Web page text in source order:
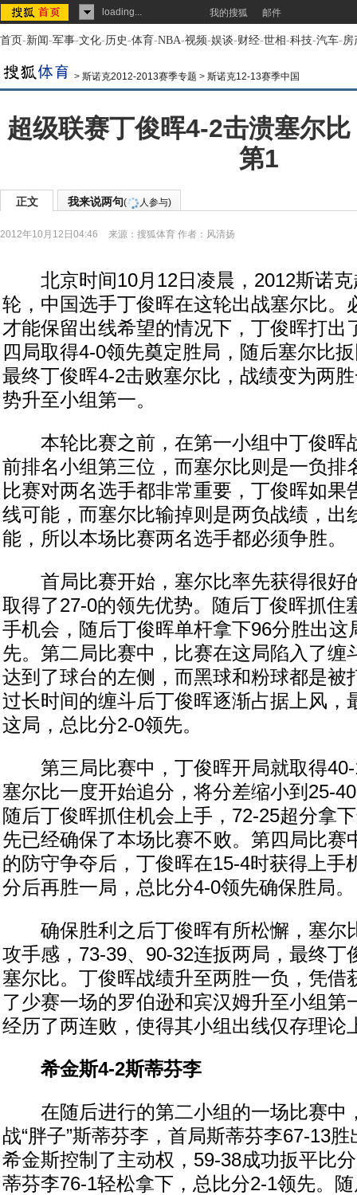
loading... 我的搜狐 邮件
首页-新闻-军事-文化-历史-体育-NBA-视频-娱谈-财经-世相-科技-汽车-房
> 斯诺克2012-2013赛季专题 > 斯诺克12-13赛季中国
超级联赛丁俊晖4-2击溃塞尔
第1
正文 我来说两句( 人参与)
2012年10月12日04:46 来源： 搜狐体育 作者：风清扬
北京时间10月12日凌晨，2012斯诺克
轮，中国选手丁俊晖在这轮出战塞尔比。
才能保留出线希望的情况下，丁俊晖打出
四局取得4-0领先奠定胜局，随后塞尔比
最终丁俊晖4-2击败塞尔比，战绩变为两
势升至小组第一。
本轮比赛之前，在第一小组中丁俊晖
前排名小组第三位，而塞尔比则是一负排
比赛对两名选手都非常重要，丁俊晖如果
线可能，而塞尔比输掉则是两负战绩，出
能，所以本场比赛两名选手都必须争胜。
首局比赛开始，塞尔比率先获得很好
取得了27-0的领先优势。随后丁俊晖抓住
手机会，随后丁俊晖单杆拿下96分胜出这
先。第二局比赛中，比赛在这局陷入了缠
达到了球台的左侧，而黑球和粉球都是被
过长时间的缠斗后丁俊晖逐渐占据上风，
这局，总比分2-0领先。
第三局比赛中，丁俊晖开局就取得40-
塞尔比一度开始追分，将分差缩小到25-
随后丁俊晖抓住机会上手，72-25超分拿
先已经确保了本场比赛不败。第四局比赛
的防守争夺后，丁俊晖在15-4时获得上手
分后再胜一局，总比分4-0领先确保胜局。
确保胜利之后丁俊晖有所松懈，塞尔
攻手感，73-39、90-32连扳两局，最终丁
塞尔比。丁俊晖战绩升至两胜一负，凭借
了少赛一场的罗伯逊和宾汉姆升至小组第
经历了两连败，使得其小组出线仅存理论
希金斯4-2斯蒂芬李
在随后进行的第二小组的一场比赛中
战“胖子”斯蒂芬李，首局斯蒂芬李67-13
希金斯控制了主动权，59-38成功扳平比
蒂芬李76-1轻松拿下，总比分2-1领先。